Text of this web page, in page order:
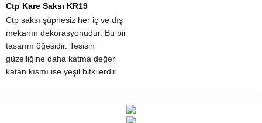
Ctp Kare Saksı KR19
Ctp saksı şüphesiz her iç ve dış
mekanın dekorasyonudur. Bu bir
tasarım öğesidir. Tesisin
güzelliğine daha katma değer
katan kısmı ise yeşil bitkilerdir